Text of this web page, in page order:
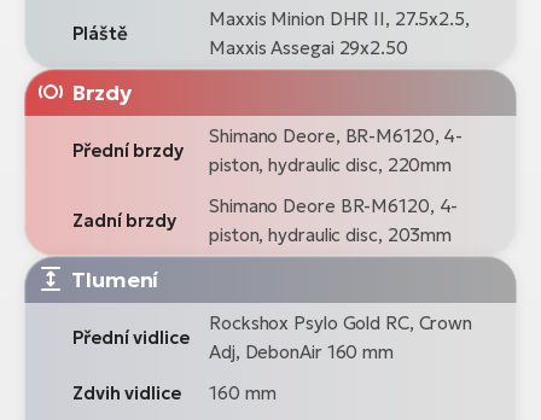
Pláště
Maxxis Minion DHR II, 27.5x2.5,
Maxxis Assegai 29x2.50
Brzdy
Přední brzdy
Shimano Deore, BR-M6120, 4-
piston, hydraulic disc, 220mm
Zadní brzdy
Shimano Deore BR-M6120, 4-
piston, hydraulic disc, 203mm
Tlumení
Přední vidlice
Rockshox Psylo Gold RC, Crown
Adj, DebonAir 160 mm
Zdvih vidlice
160 mm